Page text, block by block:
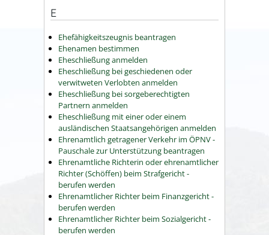
E
Ehefähigkeitszeugnis beantragen
Ehenamen bestimmen
Eheschließung anmelden
Eheschließung bei geschiedenen oder
verwitweten Verlobten anmelden
Eheschließung bei sorgeberechtigten
Partnern anmelden
Eheschließung mit einer oder einem
ausländischen Staatsangehörigen anmelden
Ehrenamtlich getragener Verkehr im ÖPNV -
Pauschale zur Unterstützung beantragen
Ehrenamtliche Richterin oder ehrenamtlicher
Richter (Schöffen) beim Strafgericht -
berufen werden
Ehrenamtlicher Richter beim Finanzgericht -
berufen werden
Ehrenamtlicher Richter beim Sozialgericht -
berufen werden